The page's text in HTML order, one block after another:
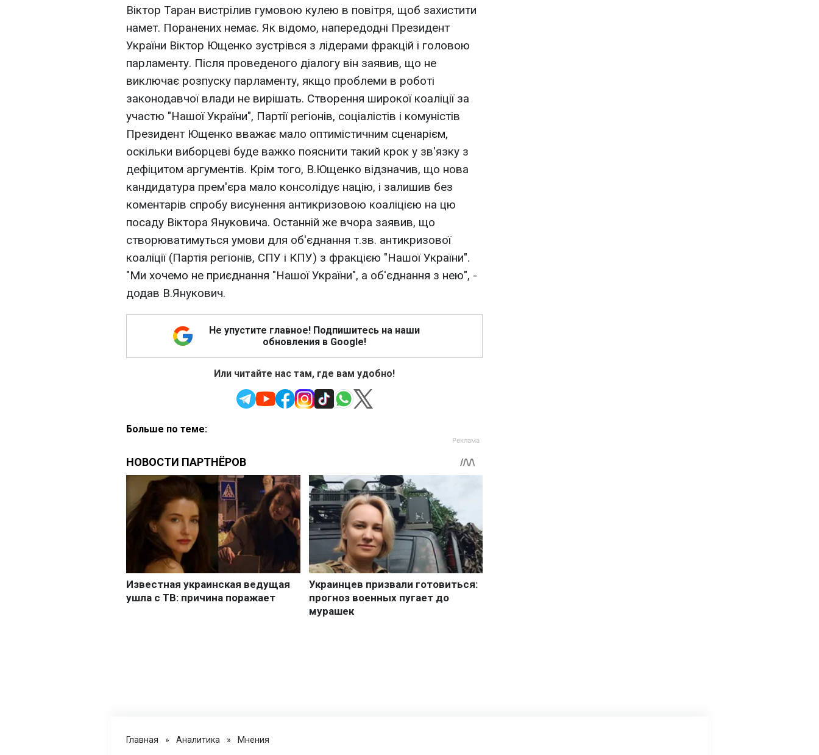
Віктор Таран вистрілив гумовою кулею в повітря, щоб захистити
намет. Поранених немає. Як відомо, напередодні Президент
України Віктор Ющенко зустрівся з лідерами фракцій і головою
парламенту. Після проведеного діалогу він заявив, що не
виключає розпуску парламенту, якщо проблеми в роботі
законодавчої влади не вирішать. Створення широкої коаліції за
участю "Нашої України", Партії регіонів, соціалістів і комуністів
Президент Ющенко вважає мало оптимістичним сценарієм,
оскільки виборцеві буде важко пояснити такий крок у зв'язку з
дефіцитом аргументів. Крім того, В.Ющенко відзначив, що нова
кандидатура прем'єра мало консолідує націю, і залишив без
коментарів спробу висунення антикризовою коаліцією на цю
посаду Віктора Януковича. Останній же вчора заявив, що
створюватимуться умови для об'єднання т.зв. антикризової
коаліції (Партія регіонів, СПУ і КПУ) з фракцією "Нашої України".
"Ми хочемо не приєднання "Нашої України", а об'єднання з нею", -
додав В.Янукович.
Не упустите главное! Подпишитесь на наши
обновления в Google!
Или читайте нас там, где вам удобно!
Больше по теме:
Главная » Аналитика » Мнения